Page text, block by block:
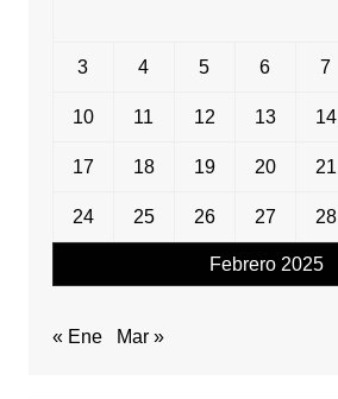
Febrero 2025
3 4 5 6 7
10 11 12 13 14
17 18 19 20 21
24 25 26 27 28
« Ene Mar »